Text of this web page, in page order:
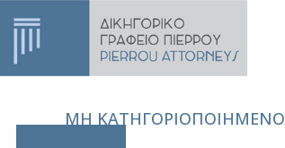
ΜΗ ΚΑΤΗΓΟΡΙΟΠΟΙΗΜΈΝΟ